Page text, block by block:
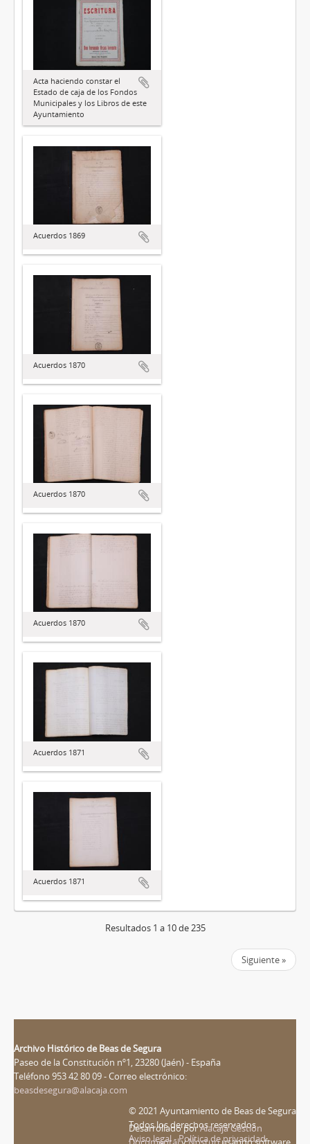
Acta haciendo constar el
Estado de caja de los Fondos
Municipales y los Libros de este
Ayuntamiento
Acuerdos 1869
Acuerdos 1870
Acuerdos 1870
Acuerdos 1870
Acuerdos 1871
Acuerdos 1871
Resultados 1 a 10 de 235
Siguiente »
Archivo Histórico de Beas de Segura
Paseo de la Constitución nº1, 23280 (Jaén) - España
Teléfono 953 42 80 09 - Correo electrónico:
beasdesegura@alacaja.com
© 2021 Ayuntamiento de Beas de Segura
Todos los derechos reservados
Aviso legal - Política de privacidad
Desarrollado porAlacaja Gestión